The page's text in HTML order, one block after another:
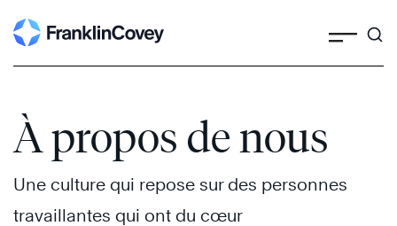
Skip
to
À propos de nous
Une culture qui repose sur des personnes
travaillantes qui ont du cœur